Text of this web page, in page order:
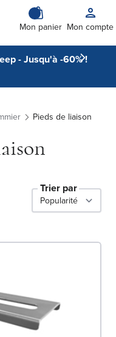
Mon panier Mon compte
- Jusqu'à -60% !
Pieds de liaison
Trier par